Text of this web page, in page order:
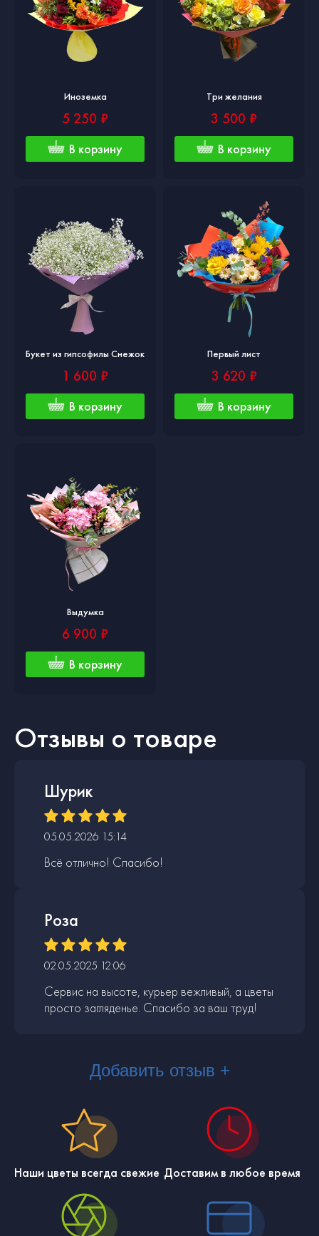
Отзывы о товаре
Шурик
05.05.2026 15:14
Всё отлично! Спасибо!
Роза
02.05.2025 12:06
Сервис на высоте, курьер вежливый, а цветы
просто загляденье. Спасибо за ваш труд!
Добавить отзыв +
Наши цветы всегда свежие Доставим в любое время
Иноземка
5 250 ₽
В корзину
Три желания
3 500 ₽
В корзину
Букет из гипсофилы Снежок
1 600 ₽
В корзину
Первый лист
3 620 ₽
В корзину
Выдумка
6 900 ₽
В корзину